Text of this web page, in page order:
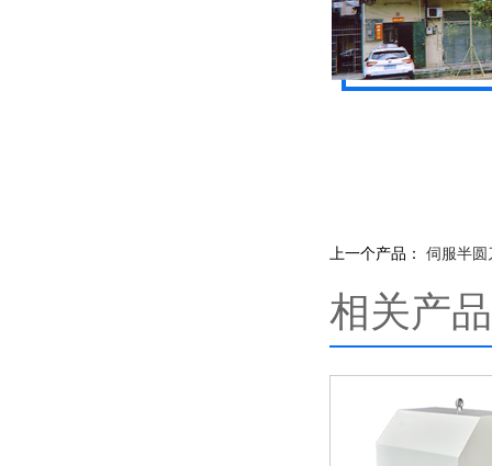
上一个产品： 伺服半圆
相关产